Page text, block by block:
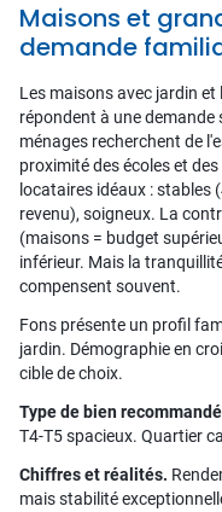
Maisons et
demande
Les maisons avec jardin
répondent à une demande
ménages recherchent de
proximité des écoles et
locataires idéaux : stables
revenu), soigneux. La
(maisons = budget
inférieur. Mais la
compensent souvent.
Fons présente un profil
jardin. Démographie en
cible de choix.
Type de bien
T4-T5 spacieux. Quartier
Chiffres et réalités.
mais stabilité